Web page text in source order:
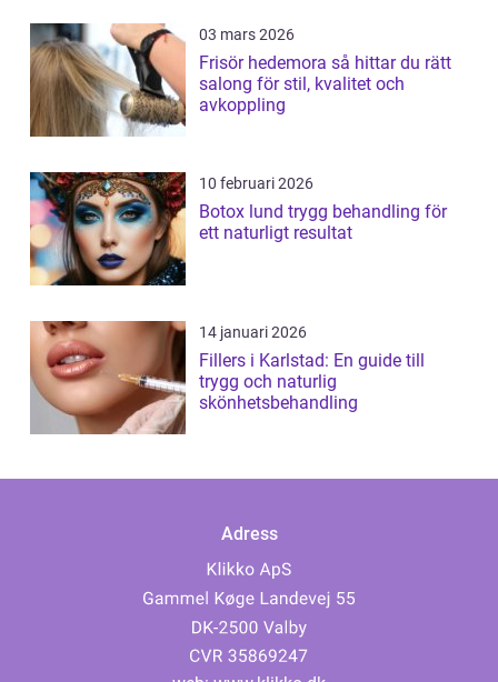
03 mars 2026
Frisör hedemora så hittar du rätt
salong för stil, kvalitet och
avkoppling
10 februari 2026
Botox lund trygg behandling för
ett naturligt resultat
14 januari 2026
Fillers i Karlstad: En guide till
trygg och naturlig
skönhetsbehandling
Adress